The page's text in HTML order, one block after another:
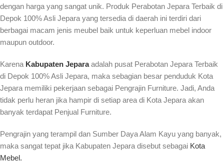
dengan harga yang sangat unik. Produk Perabotan Jepara Terbaik di
Depok 100% Asli Jepara yang tersedia di daerah ini terdiri dari
berbagai macam jenis meubel baik untuk keperluan mebel indoor
maupun outdoor.
Karena Kabupaten Jeparaadalah pusat Perabotan Jepara Terbaik
di Depok 100% Asli Jepara, maka sebagian besar penduduk Kota
Jepara memiliki pekerjaan sebagai Pengrajin Furniture. Jadi, Anda
tidak perlu heran jika hampir di setiap area di Kota Jepara akan
banyak terdapat Penjual Furniture.
Pengrajin yang terampil dan Sumber Daya Alam Kayu yang banyak,
maka sangat tepat jika Kabupaten Jepara disebut sebagai Kota
Mebel.